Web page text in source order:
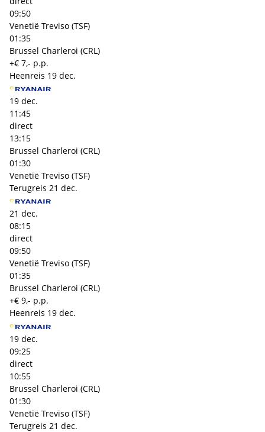
09:50
Venetië Treviso (TSF)
01:35
Brussel Charleroi (CRL)
+€ 7,- p.p.
Heenreis 19 dec.
19 dec.
11:45
direct
13:15
Brussel Charleroi (CRL)
01:30
Venetië Treviso (TSF)
Terugreis 21 dec.
21 dec.
08:15
direct
09:50
Venetië Treviso (TSF)
01:35
Brussel Charleroi (CRL)
+€ 9,- p.p.
Heenreis 19 dec.
19 dec.
09:25
direct
10:55
Brussel Charleroi (CRL)
01:30
Venetië Treviso (TSF)
Terugreis 21 dec.